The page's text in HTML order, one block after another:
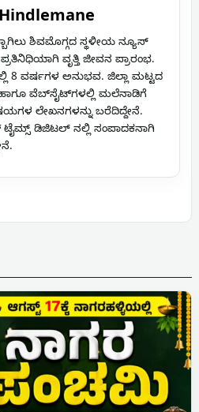
ಶಿವಮೊಗ್ಗದ ಸ್ಥಳೀಯ ನ್ಯೂಸ್
ವೃತ್ತಿ ಜೀವನ ಪ್ರಾರಂಭ.
8 ವರ್ಷಗಳ ಅನುಭವ. ಜಿಲ್ಲಾ ಮಟ್ಟದ
ಹಾಗೂ ವೆಬ್‌ಸೈಟ್‌ಗಳಲ್ಲಿ ಮಲೆನಾಡಿಗೆ
ಲೇಖನಗಳನ್ನು ಬರೆದಿದ್ದೇನೆ.
ಟೈಮ್ಸ್ ಡಿಜಿಟಲ್ ನಲ್ಲಿ ಸಂಪಾದಕನಾಗಿ